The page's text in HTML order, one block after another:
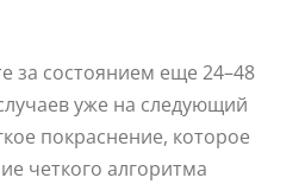
за состоянием еще 24–48
уже на следующий
покраснение, которое
четкого алгоритма